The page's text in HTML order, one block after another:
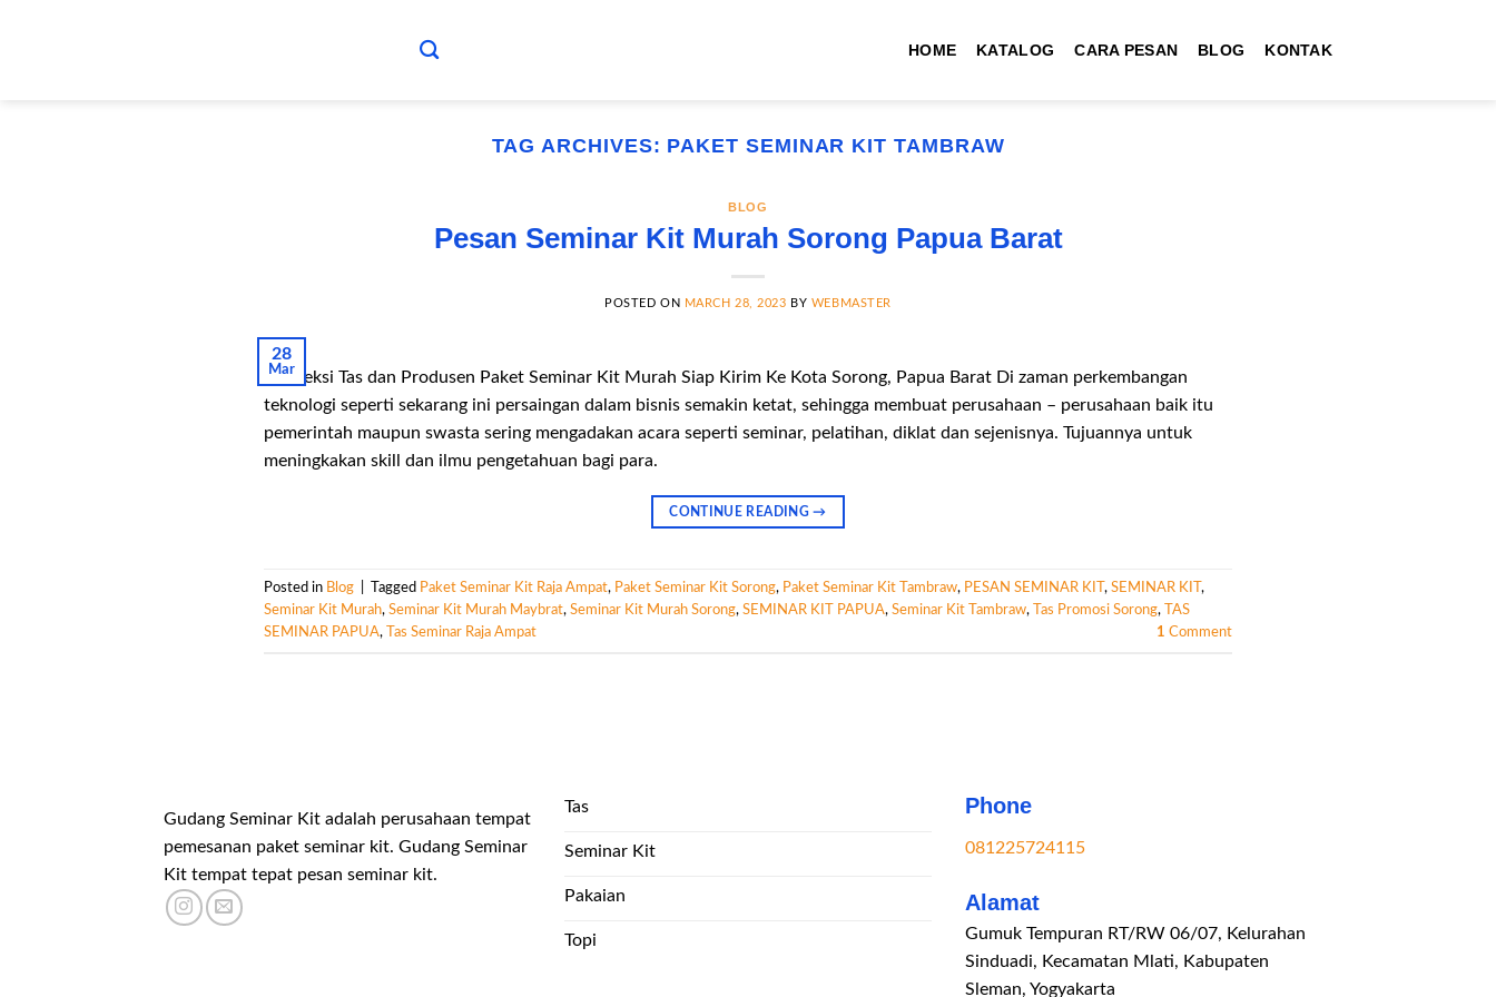
HOME KATALOG CARA PESAN BLOG KONTAK
TAG ARCHIVES: PAKET SEMINAR KIT TAMBRAW
BLOG
Pesan Seminar Kit Murah Sorong Papua Barat
POSTED ON MARCH 28, 2023 BY WEBMASTER
28
Mar
Konveksi Tas dan Produsen Paket Seminar Kit Murah Siap Kirim Ke Kota Sorong, Papua Barat Di zaman perkembangan
teknologi seperti sekarang ini persaingan dalam bisnis semakin ketat, sehingga membuat perusahaan – perusahaan baik itu
pemerintah maupun swasta sering mengadakan acara seperti seminar, pelatihan, diklat dan sejenisnya. Tujuannya untuk
meningkakan skill dan ilmu pengetahuan bagi para.
CONTINUE READING→
Posted in Blog Tagged Paket Seminar Kit Raja Ampat, Paket Seminar Kit Sorong, Paket Seminar Kit Tambraw, PESAN SEMINAR KIT , SEMINAR KIT ,
Seminar Kit Murah, Seminar Kit Murah Maybrat, Seminar Kit Murah Sorong, SEMINAR KIT PAPUA, Seminar Kit Tambraw, Tas Promosi Sorong,
TAS
SEMINAR PAPUA, Tas Seminar Raja Ampat 1 Comment
Gudang Seminar Kit adalah perusahaan tempat
pemesanan paket seminar kit. Gudang Seminar
Kit tempat tepat pesan seminar kit.
Tas
Seminar Kit
Pakaian
Topi
Phone
081225724115
Alamat
Gumuk Tempuran RT/RW 06/07, Kelurahan
Sinduadi, Kecamatan Mlati, Kabupaten
Sleman, Yogyakarta